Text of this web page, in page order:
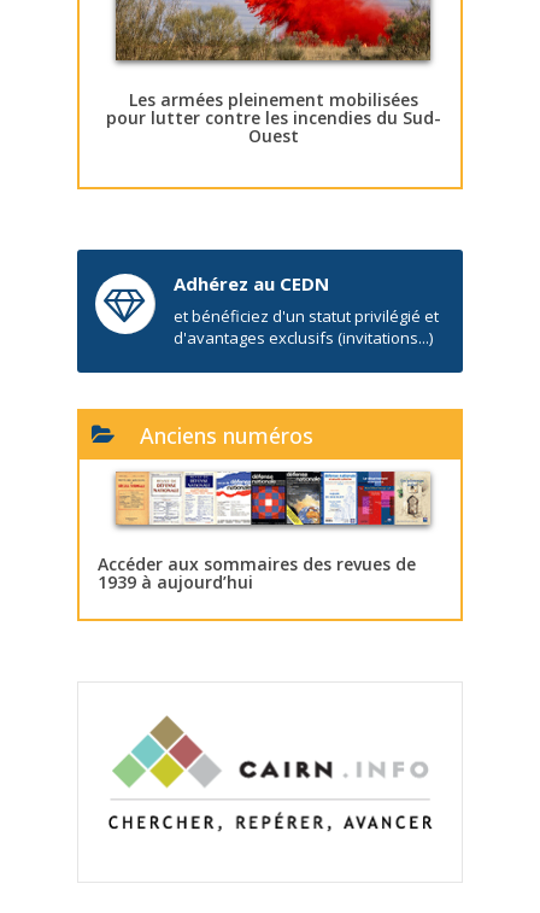
Les armées pleinement mobilisées
pour lutter contre les incendies du Sud-
Ouest
Adhérez au CEDN
et bénéficiez d'un statut privilégié et
d'avantages exclusifs (invitations...)
Anciens numéros
Accéder aux sommaires des revues de
1939 à aujourd’hui